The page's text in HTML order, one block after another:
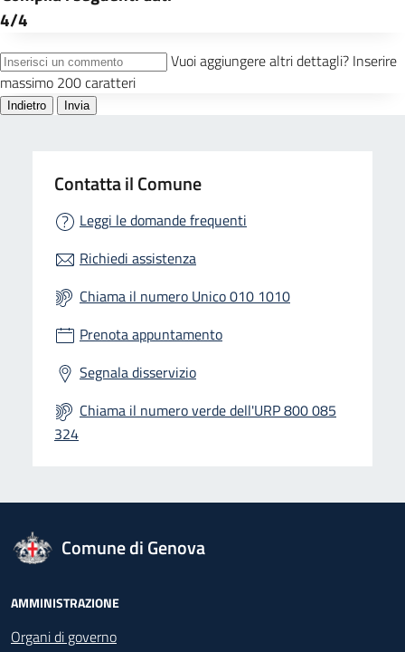
Contatta il Comune
Leggi le domande frequenti
Richiedi assistenza
Chiama il numero Unico 010 1010
Prenota appuntamento
Segnala disservizio
Chiama il numero verde dell'URP 800 085
324
logo Unione Europea
Comune di Genova
Footer - Navigazione
AMMINISTRAZIONE
Organi di governo